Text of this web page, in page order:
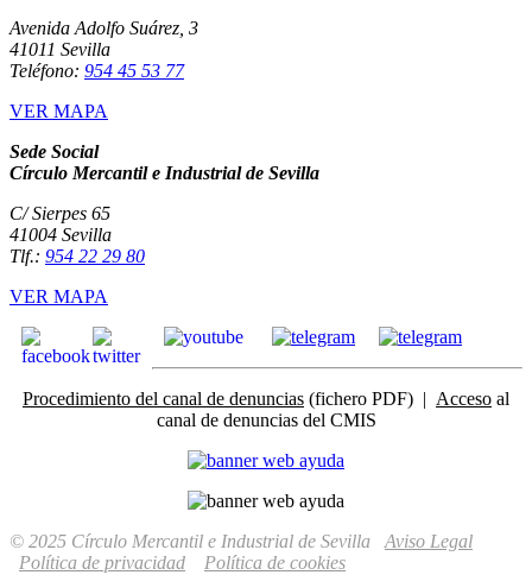
Avenida Adolfo Suárez, 3
41011 Sevilla
Teléfono: 954 45 53 77
VER MAPA
Sede Social
Círculo Mercantil e Industrial de Sevilla
C/ Sierpes 65
41004 Sevilla
Tlf.: 954 22 29 80
VER MAPA
Procedimiento del canal de denuncias (fichero PDF) | Acceso al
canal de denuncias del CMIS
© 2025 Círculo Mercantil e Industrial de Sevilla Aviso Legal
Política de privacidad
Política de cookies